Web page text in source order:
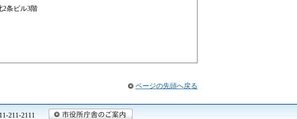
2条ビル3階
ページの先頭へ戻る
211-2111